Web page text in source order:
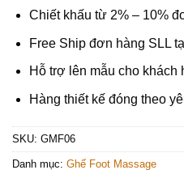
Chiết khấu từ 2% – 10%
Free Ship đơn hàng SLL
Hỗ trợ lên mẫu cho khách
Hàng thiết kế đóng theo
SKU: GMF06
Danh mục: Ghế Foot Massage